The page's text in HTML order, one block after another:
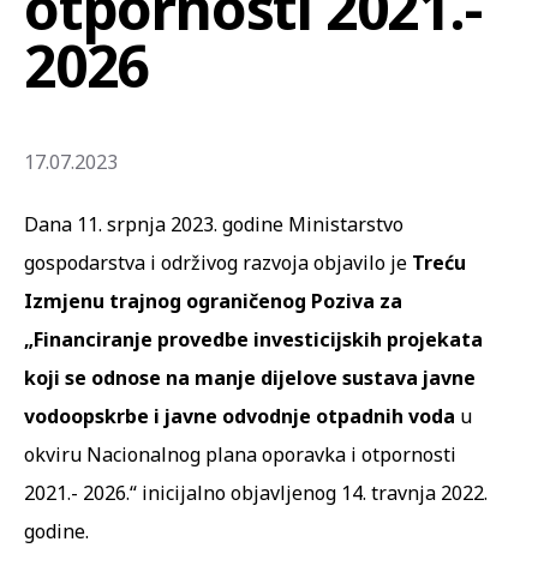
2026
17.07.2023
Dana 11. srpnja 2023. godine Ministarstvo
gospodarstva i održivog razvoja objavilo je Treću
Izmjenu trajnog ograničenog Poziva za
„Financiranje provedbe investicijskih projekata
koji se odnose na manje dijelove sustava javne
vodoopskrbe i javne odvodnje otpadnih voda u
okviru Nacionalnog plana oporavka i otpornosti
2021.- 2026.“ inicijalno objavljenog 14. travnja 2022.
godine.